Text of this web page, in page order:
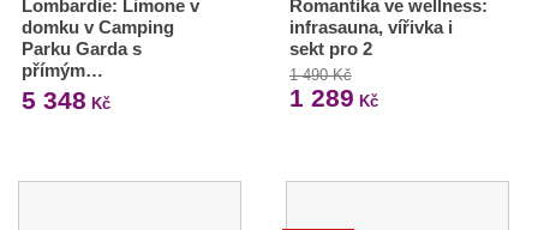
Lombardie: Limone v
domku v Camping
Parku Garda s
přímým…
5 348 Kč
Romantika ve wellness:
infrasauna, vířivka i
sekt pro 2
1 490 Kč
1 289 Kč